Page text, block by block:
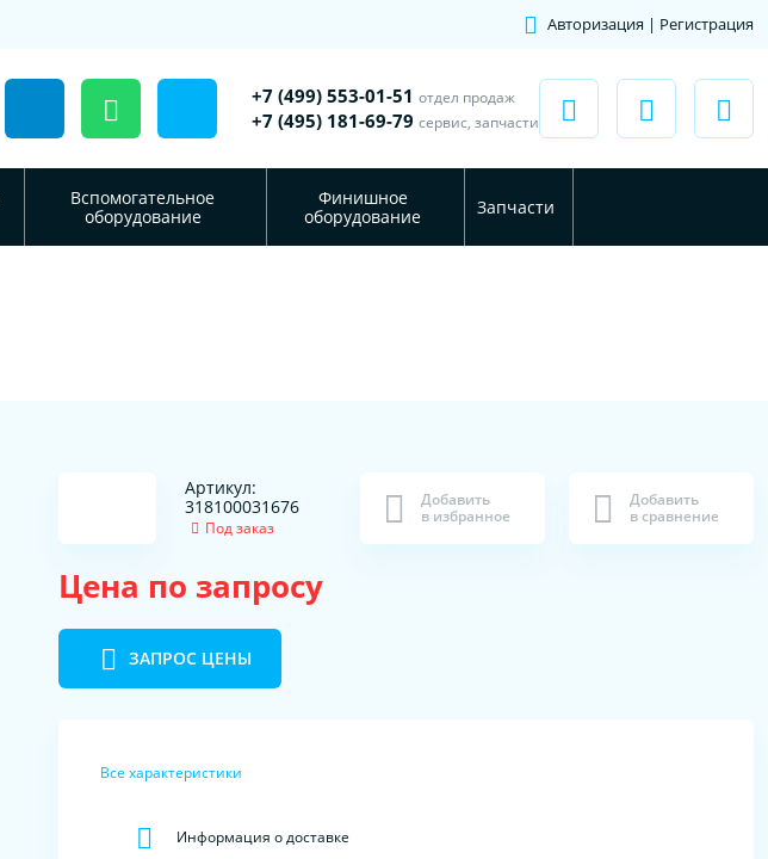
Авторизация | Регистрация
+7 (499) 553-01-51 отдел продаж
+7 (495) 181-69-79 сервис, запчасти
Вспомогательное
оборудование
Финишное
оборудование
Запчасти
Артикул:
318100031676
Под заказ
Добавить
в избранное
Добавить
в сравнение
Цена по запросу
ЗАПРОС ЦЕНЫ
Все характеристики
Информация о доставке